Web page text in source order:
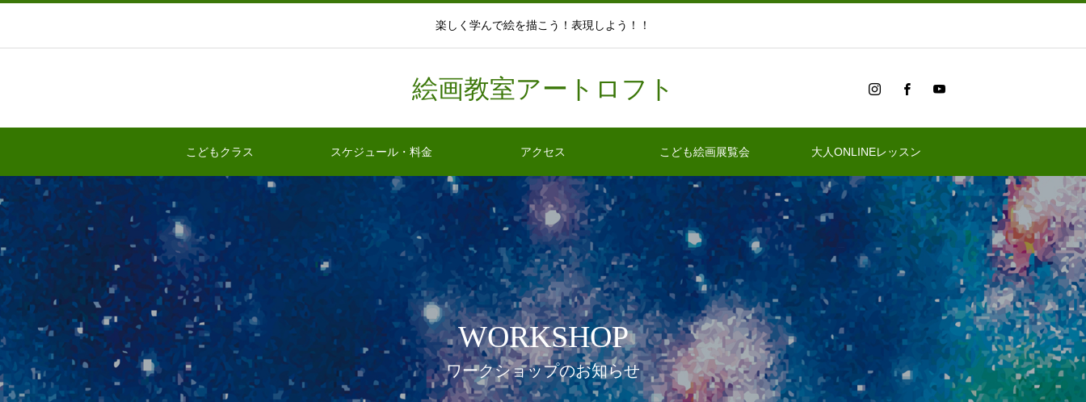
楽しく学んで絵を描こう！表現しよう！！
絵画教室アートロフト
こどもクラス スケジュール・料金 アクセス こども絵画展覧会 大人ONLINEレッスン
WORKSHOP
ワークショップのお知らせ